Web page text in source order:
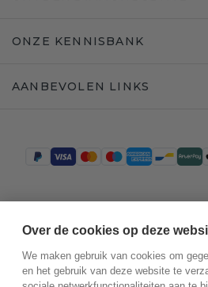
ONZE KENNISBANK
AANBEVOLEN LINKS
Over de cookies op deze
We maken gebruik van cookies om
en het gebruik van deze website te